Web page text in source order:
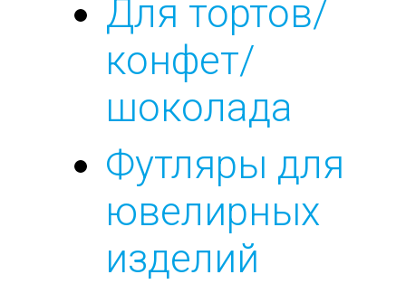
Для тортов/
конфет/
шоколада
Футляры для
ювелирных
изделий